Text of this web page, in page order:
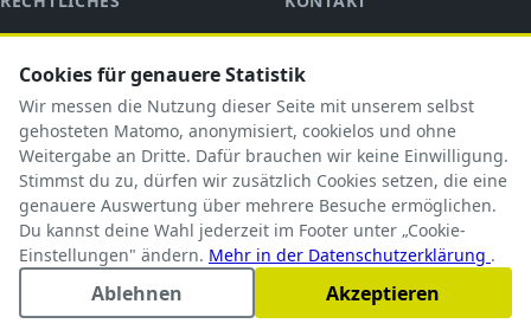
Datenschutz
AGB
AVV
TOM
Subprozessoren
cubic solutions
Ringstraße 1
92318 Neumarkt i.d.OPf.
briefkasten@cubicsolutions.de
+49 9181 5183585
© 2026 cubic solutions. Alle Rechte vorbehalten.
Cookies für genauere Statistik
Wir messen die Nutzung dieser Seite mit unserem selbst
gehosteten Matomo, anonymisiert, cookielos und ohne
Weitergabe an Dritte. Dafür brauchen wir keine Einwilligung.
Stimmst du zu, dürfen wir zusätzlich Cookies setzen, die eine
genauere Auswertung über mehrere Besuche ermöglichen.
Du kannst deine Wahl jederzeit im Footer unter „Cookie-
Einstellungen" ändern. Mehr in der Datenschutzerklärung .
Ablehnen Akzeptieren